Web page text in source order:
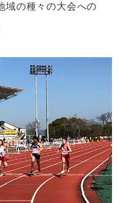
りご連絡くださ
参加申込フォ
日までに確認
込納入は24日
に間違いがあり
います。本日20
。
域の種々の大会への